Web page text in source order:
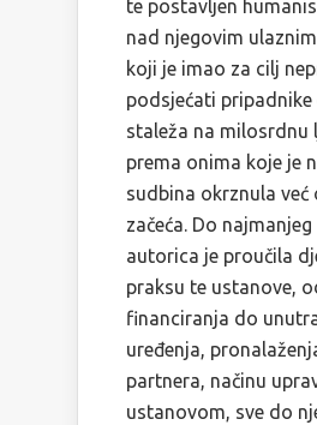
te postavljen
nad njegovim
koji je imao za cilj
podsjećati pripadnike
staleža na milosrdnu
prema onima koje je
sudbina okrznula već
začeća. Do
autorica je proučila
praksu te ustanove,
financiranja do
uređenja,
partnera, načinu
ustanovom, sve do